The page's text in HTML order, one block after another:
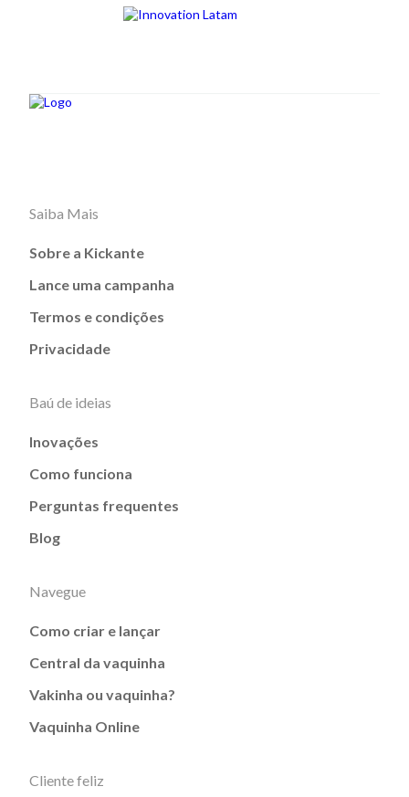
Saiba Mais
Sobre a Kickante
Lance uma campanha
Termos e condições
Privacidade
Baú de ideias
Inovações
Como funciona
Perguntas frequentes
Blog
Navegue
Como criar e lançar
Central da vaquinha
Vakinha ou vaquinha?
Vaquinha Online
Cliente feliz